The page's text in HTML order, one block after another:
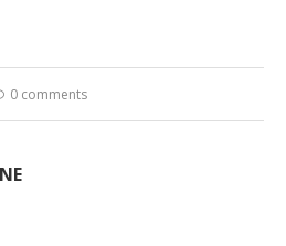
0 comments